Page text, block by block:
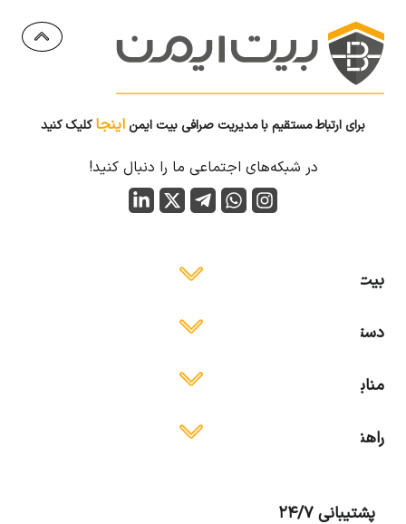
برای ارتباط مستقیم با مدیریت صرافی بیت ایمن اینجاکلیک کنید
در شبکه‌های اجتماعی ما را دنبال کنید!
بیت ایمن
دسترسی آسان
منابع آموزشی
راهنمای استفاده
پشتیبانی 24/7